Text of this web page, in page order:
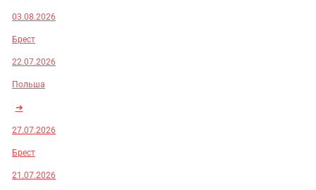
03.08.2026
Брест
22.07.2026
Польша
➜
27.07.2026
Брест
21.07.2026